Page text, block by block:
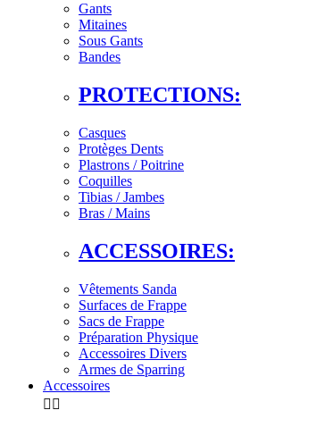
Gants
Mitaines
Sous Gants
Bandes
PROTECTIONS:
Casques
Protèges Dents
Plastrons / Poitrine
Coquilles
Tibias / Jambes
Bras / Mains
ACCESSOIRES:
Vêtements Sanda
Surfaces de Frappe
Sacs de Frappe
Préparation Physique
Accessoires Divers
Armes de Sparring
Accessoires
 